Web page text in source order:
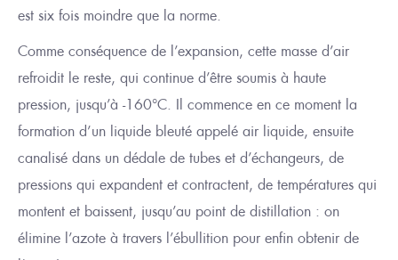
est six fois moindre que la norme.
Comme conséquence de l’expansion, cette masse d’air
refroidit le reste, qui continue d’être soumis à haute
pression, jusqu’à -160°C. Il commence en ce moment la
formation d’un liquide bleuté appelé air liquide, ensuite
canalisé dans un dédale de tubes et d’échangeurs, de
pressions qui expandent et contractent, de températures qui
montent et baissent, jusqu’au point de distillation : on
élimine l’azote à travers l’ébullition pour enfin obtenir de